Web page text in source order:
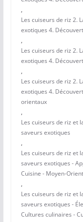
,
Les cuiseurs de riz 2.
exotiques 4.
,
Les cuiseurs de riz 2.
exotiques 4.
,
Les cuiseurs de riz 2.
exotiques 4.
orientaux
,
Les cuiseurs de riz et
saveurs exotiques
,
Les cuiseurs de riz et
saveurs exotiques -
Cuisine - Moyen-
,
Les cuiseurs de riz et
saveurs exotiques -
Cultures culinaires -